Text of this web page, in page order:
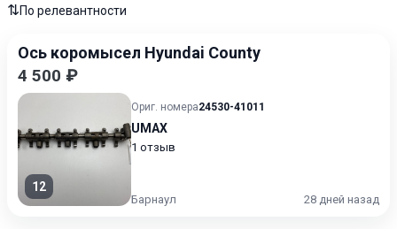
⇅По релевантности
Ось коромысел Hyundai County
4 500 ₽
12
Ориг. номера24530-41011
UMAX
1 отзыв
Барнаул 28 дней назад